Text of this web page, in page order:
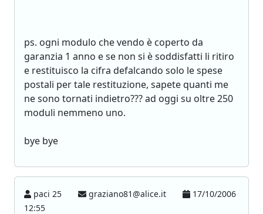
ps. ogni modulo che vendo è coperto da
garanzia 1 anno e se non si è soddisfatti li ritiro
e restituisco la cifra defalcando solo le spese
postali per tale restituzione, sapete quanti me
ne sono tornati indietro??? ad oggi su oltre 250
moduli nemmeno uno.
bye bye
paci 25 graziano81@alice.it
17/10/2006
12:55